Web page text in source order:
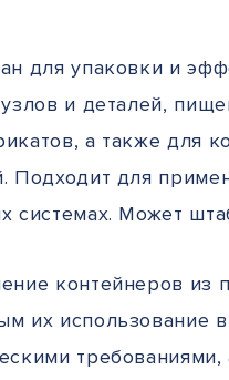
для упаковки и
узлов и деталей,
а также для
Подходит для
системах. Может
контейнеров из
их использование